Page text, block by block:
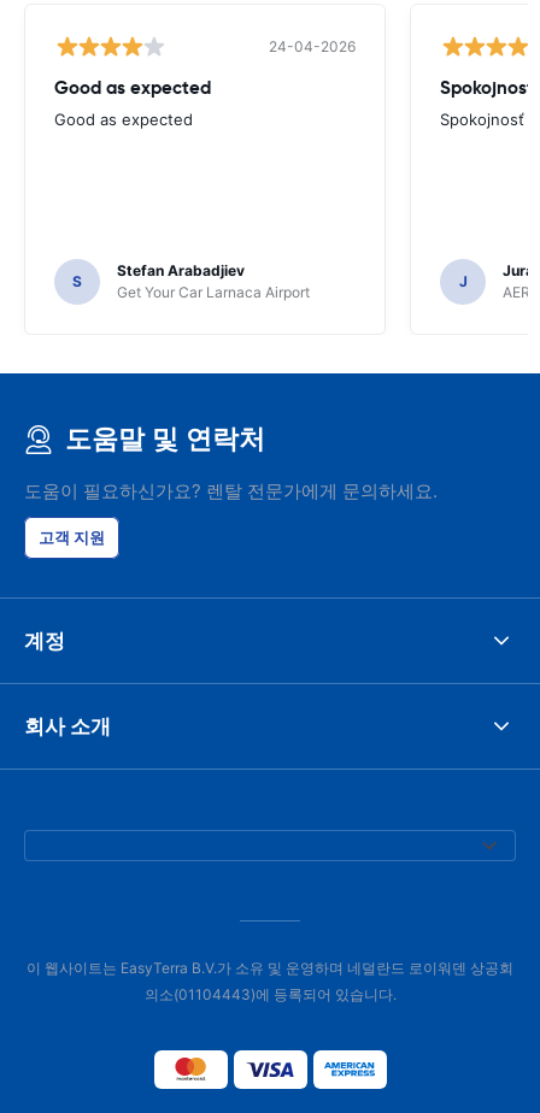
24-04-2026
Good as expected
Good as expected
S
Stefan Arabadjiev
Get Your Car Larnaca Airport
Spokojnosť
Spokojnosť
J
Juraj
도움말 및 연락처
도움이 필요하신가요? 렌탈 전문가에게 문의하세요.
고객 지원
계정
회사 소개
이 웹사이트는 EasyTerra B.V.가 소유 및 운영하며 네덜란드 로이워덴 상공회
의소(01104443)에 등록되어 있습니다.